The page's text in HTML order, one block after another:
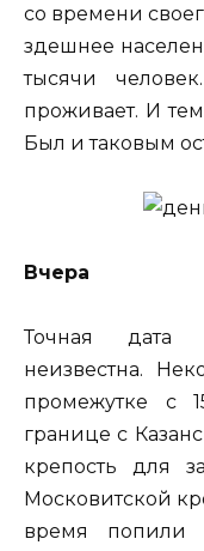
со времени
здешнее
тысячи
проживает. И
Был и таковым
Вчера
Точная дата
неизвестна.
промежутке с
границе с
крепость для
Московитской
время попили